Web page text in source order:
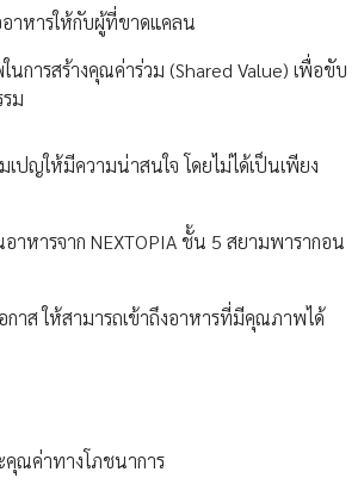
าหารให้กับผู้ที่ขาดแคลน
การสร้างคุณค่าร่วม (Shared Value) เพื่อขับ
ม
ปญให้มีความน่าสนใจ โดยไม่ได้เป็นเพียง
หารจาก NEXTOPIA ชั้น 5 สยามพารากอน
าส ให้สามารถเข้าถึงอาหารที่มีคุณภาพได้
ณค่าทางโภชนาการ